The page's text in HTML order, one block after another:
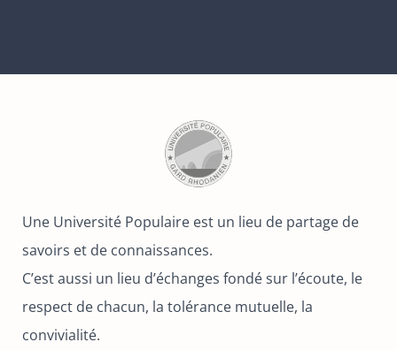
Une Université Populaire est un lieu de partage de
savoirs et de connaissances.
C’est aussi un lieu d’échanges fondé sur l’écoute, le
respect de chacun, la tolérance mutuelle, la
convivialité.